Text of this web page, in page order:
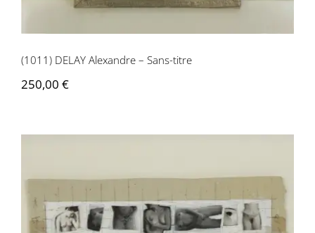
(1011) DELAY Alexandre – Sans-titre
250,00 €